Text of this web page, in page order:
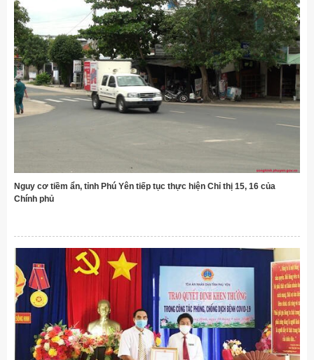
Nguy cơ tiềm ẩn, tỉnh Phú Yên tiếp tục thực hiện Chỉ thị 15, 16 của
Chính phủ